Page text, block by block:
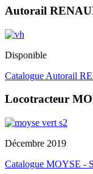
Autorail
Disponible
Catalogue Autorail
Locotracteur
Décembre 2019
Catalogue MOYSE -